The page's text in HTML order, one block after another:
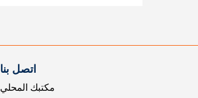
اتصل بنا
مكتبك المحلي